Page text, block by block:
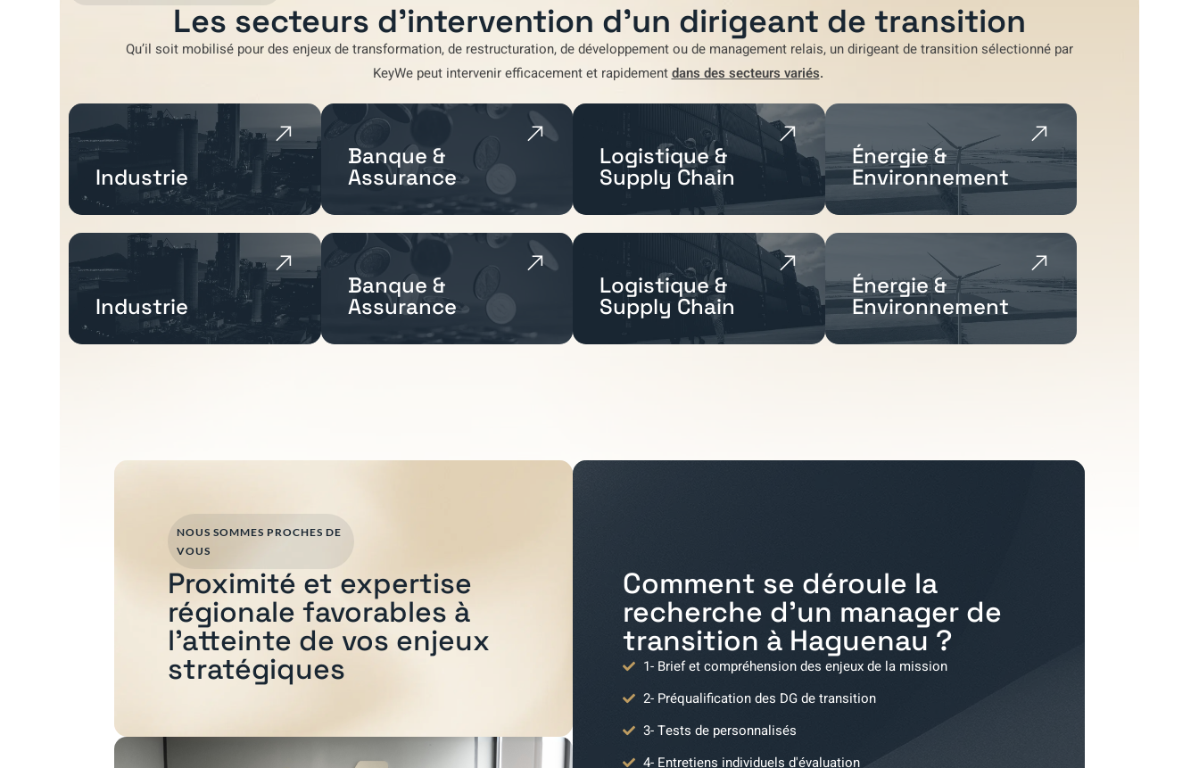
Les secteurs d'intervention d'un dirigeant de transition
Qu’il soit mobilisé pourdes enjeux de transformation,de restructuration,de développementou de management relais, un dirigeant de transition sélectionné par
KeyWepeut intervenir efficacement et rapidementdans des secteurs variés.
Industrie
Banque &
Assurance
Logistique &
Supply Chain
Énergie &
Environnement
Industrie
Banque &
Assurance
Logistique &
Supply Chain
Énergie &
Environnement
Comment se déroule la
recherche d'un manager de
transition à Haguenau ?
1- Brief et compréhension des enjeux de la mission
2- Préqualification des DG de transition
3- Tests de personnalisés
4- Entretiens individuels d'évaluation
NOUS SOMMES PROCHES DE
VOUS
Proximité et expertise
régionale favorables à
l'atteinte de vos enjeux
stratégiques